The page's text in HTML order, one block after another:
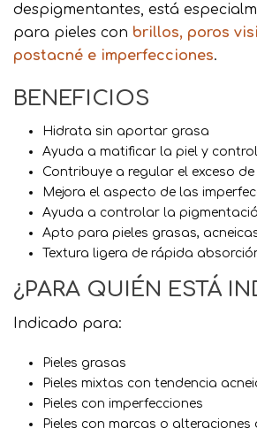
despigmentantes, está
para pieles con brillos, poros
postacné e imperfecciones.
BENEFICIOS
Hidrata sin aportar grasa
Ayuda a matificar la piel y
Contribuye a regular el exceso de
Mejora el aspecto de las
Ayuda a controlar la
Apto para pieles grasas,
Textura ligera de rápida
¿PARA QUIÉN ESTÁ
Indicado para:
Pieles grasas
Pieles mixtas con tendencia
Pieles con imperfecciones
Pieles con marcas o